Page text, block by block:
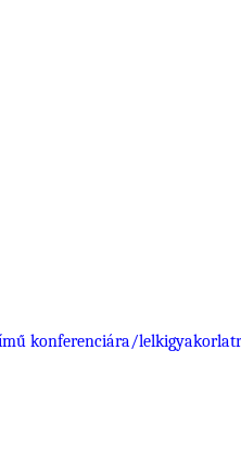
konferenciára/